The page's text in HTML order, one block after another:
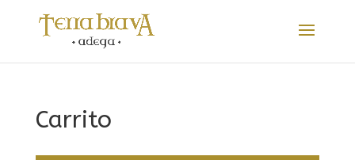
Carrito